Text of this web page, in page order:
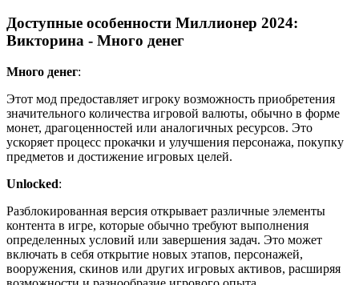
Доступные особенности Миллионер 2024:
Викторина - Много денег
Много денег:
Этот мод предоставляет игроку возможность приобретения
значительного количества игровой валюты, обычно в форме
монет, драгоценностей или аналогичных ресурсов. Это
ускоряет процесс прокачки и улучшения персонажа, покупку
предметов и достижение игровых целей.
Unlocked:
Разблокированная версия открывает различные элементы
контента в игре, которые обычно требуют выполнения
определенных условий или завершения задач. Это может
включать в себя открытие новых этапов, персонажей,
вооружения, скинов или других игровых активов, расширяя